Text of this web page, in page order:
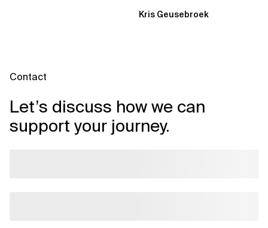
Kris Geusebroek
Contact
Let’s discuss how we can
support your journey.